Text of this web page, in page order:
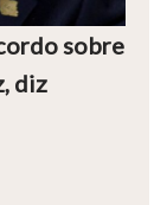
sobre
diz